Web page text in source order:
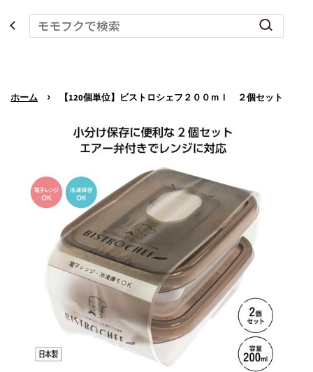
ホーム › 【120個単位】ビストロシェフ２００ｍｌ ２個セット